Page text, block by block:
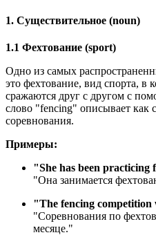
1. Существительное (noun)
1.1 Фехтование (sport)
Одно из самых
это фехтование, вид спорта, в
сражаются друг с другом с
слово "fencing" описывает как
соревнования.
Примеры:
"She has been practicing
"Она занимается
"The fencing
"Соревнования по
месяце."